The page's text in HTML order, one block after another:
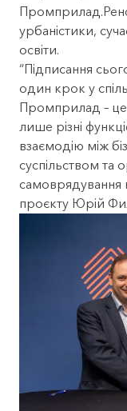
урбаністики,
освіти.
“Підписання
один крок у
Промприлад – це
лише різні
взаємодію між
суспільством та
самоврядування
проєкту Юрій